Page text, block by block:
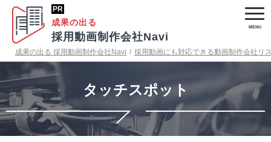
成果の出る
採用動画制作会社Navi
成果の出る 採用動画制作会社Navi / 採用動画にも対応できる動画制作会社リ
タッチスポット